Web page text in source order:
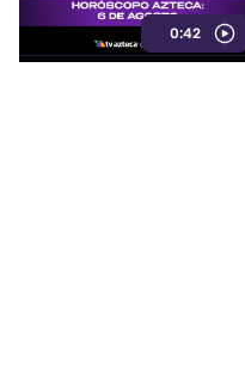
0:42